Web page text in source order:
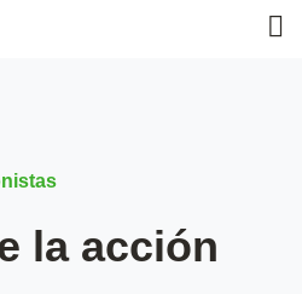
la acción